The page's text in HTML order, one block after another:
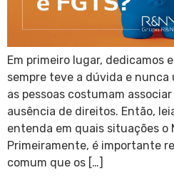
Em primeiro lugar, dedicamos
sempre teve a dúvida e nunca
as pessoas costumam
ausência de direitos. Então,
entenda em quais situações o
Primeiramente, é importante
comum que os […]